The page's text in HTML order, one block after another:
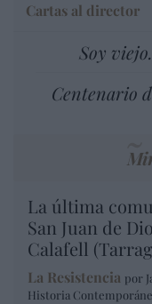
Cartas al director
Soy
Centenario
La última
San Juan de
Calafell
La Resistencia por
Historia